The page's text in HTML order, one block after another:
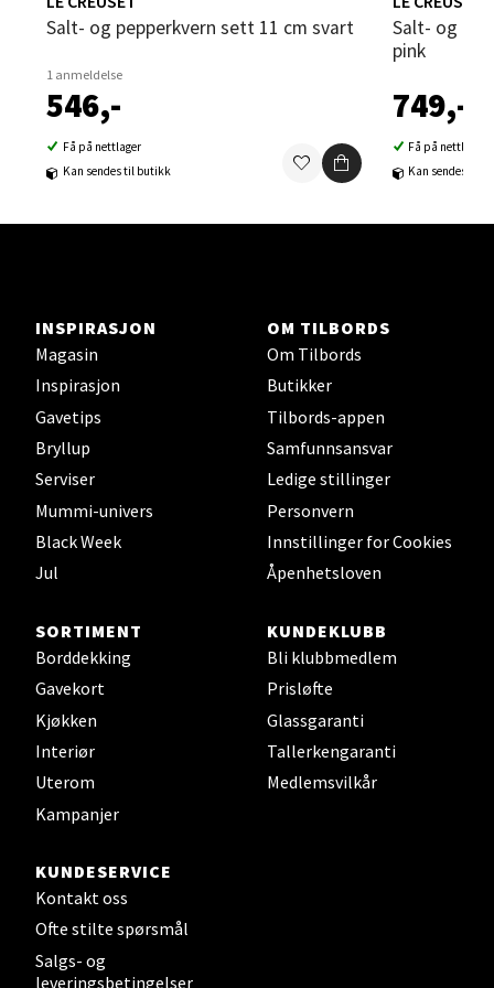
Salt- og pepperkvern sett 11 cm svart
1 anmeldelse
546,-
Få på nettlager
Kan sendes til butikk
Salt- og pepperkvern mini 11 cm shell
pink
749,-
Få på nettlager
Kan sendes til
INSPIRASJON
Magasin
Inspirasjon
Gavetips
Bryllup
Serviser
Mummi-univers
Black Week
Jul
OM TILBORDS
Om Tilbords
Butikker
Tilbords-appen
Samfunnsansvar
Ledige stillinger
Personvern
Innstillinger for Cookies
Åpenhetsloven
SORTIMENT
Borddekking
Gavekort
Kjøkken
Interiør
Uterom
Kampanjer
KUNDEKLUBB
Bli klubbmedlem
Prisløfte
Glassgaranti
Tallerkengaranti
Medlemsvilkår
KUNDESERVICE
Kontakt oss
Ofte stilte spørsmål
Salgs- og
leveringsbetingelser
Sortland - Sortland Storsenter
Strangata 26, 8400 Sortland
Åpent i dag 10-19
Steinkjer - Thon Senter Steinkjer
Sjøfartsgata 2, 7714 Steinkjer
Åpent i dag 10-20
Leirvik - Stord
Torgbakken 2, 5401 Stord
0 i butikk
Oslo - Thon Senter Storo